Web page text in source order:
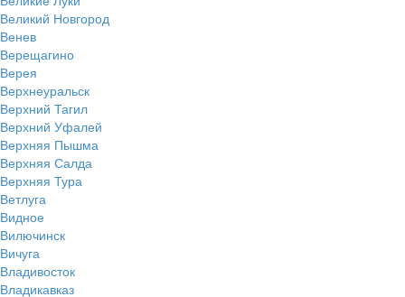
Великий Новгород
Венев
Верещагино
Верея
Верхнеуральск
Верхний Тагил
Верхний Уфалей
Верхняя Пышма
Верхняя Салда
Верхняя Тура
Ветлуга
Видное
Вилючинск
Вичуга
Владивосток
Владикавказ